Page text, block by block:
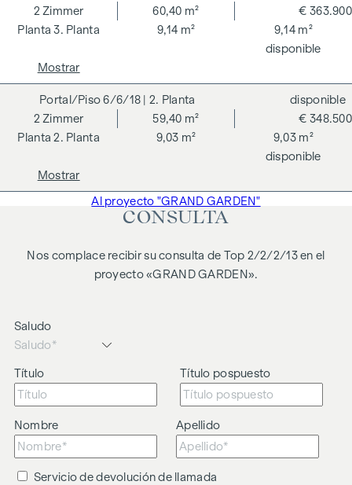
intermediario. El contrato es redactado y tramitado por
ARNOLD Rechtsanwälte GmbH, Stoß im Himmel 1, 1010
Viena. Los gastos ascienden al 1,8 % del precio de compra
más el 20 % de IVA, así como los gastos de caja y notaría.
Descargo de responsabilidad: Las vistas de los edificios
mostrados son imágenes simbólicas y representaciones
artísticas libres. No se asume ninguna responsabilidad por la
exactitud, integridad y actualidad de las imágenes y el
contenido. Reservado el derecho a modificaciones y
errores de impresión y composición.
Advertimos de que existe una estrecha relación familiar o
comercial entre el agente y el tercero objeto de la
El agente actúa como doble intermediario.
3. Planta
2 Zimmer
60,40 m²
9,14 m²
9,14 m²
€ 363.900
disponible
Mostrar
6/6/18 | 2. Planta
2. Planta
2 Zimmer
59,40 m²
9,03 m²
9,03 m²
€ 348.500
disponible
disponible
Mostrar
Al proyecto "GRAND GARDEN"
CONSULTA
Nos complace recibir su consulta de Top 2/2/2/13 en el
proyecto «GRAND GARDEN».
Saludo
Título Título pospuesto
Nombre Apellido
Servicio de devolución de llamada